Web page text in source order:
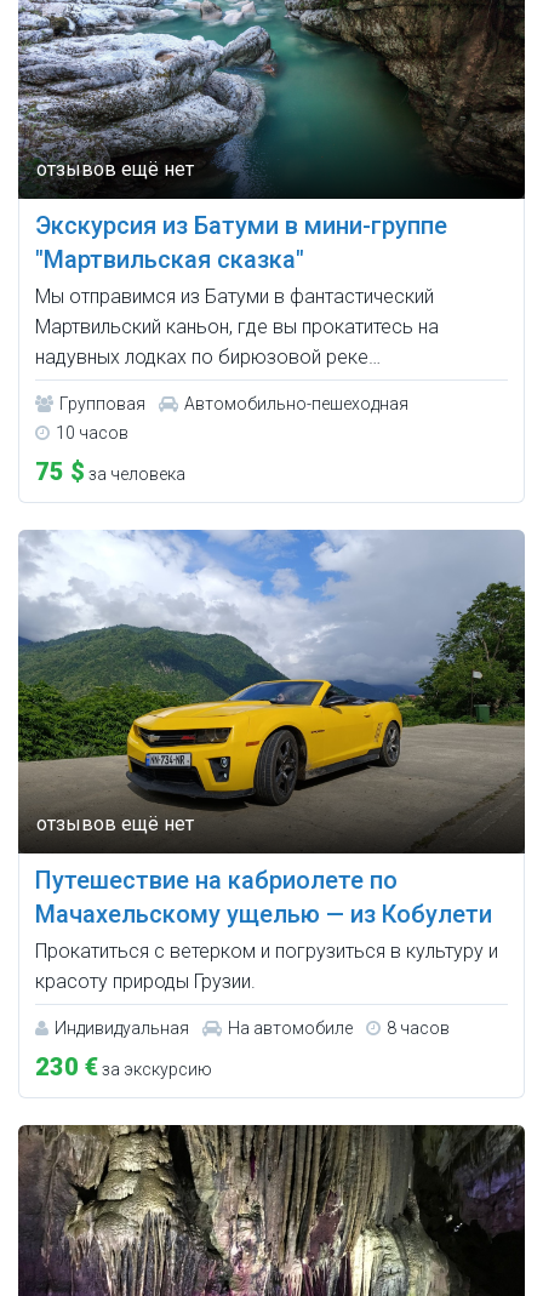
Экскурсия из Батуми в мини-группе
"Мартвильская сказка"
Мы отправимся из Батуми в фантастический
Мартвильский каньон, где вы прокатитесь на
надувных лодках по бирюзовой реке…
Групповая
Автомобильно-пешеходная
10 часов
75 $ за человека
Путешествие на кабриолете по
Мачахельскому ущелью — из Кобулети
Прокатиться с ветерком и погрузиться в культуру и
красоту природы Грузии.
Индивидуальная На автомобиле 8 часов
230 €за экскурсию